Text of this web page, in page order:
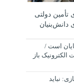
تأمین دولتی
است /
الکترونیک باز
نباید